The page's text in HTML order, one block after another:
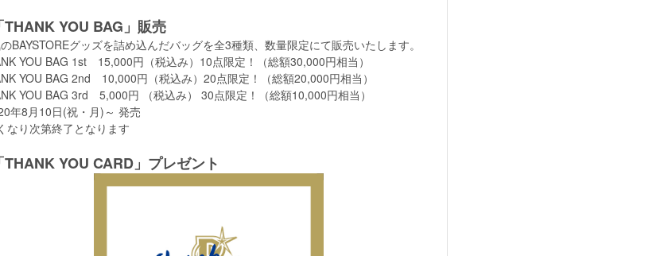
THANK YOU BAG」販売
BAYSTOREグッズを詰め込んだバッグを全3種類、数量限定にて販売いたします。
YOU BAG 1st 15,000円（税込み）10点限定！（総額30,000円相当）
YOU BAG 2nd 10,000円（税込み）20点限定！（総額20,000円相当）
YOU BAG 3rd 5,000円 （税込み） 30点限定！（総額10,000円相当）
年8月10日(祝・月)～ 発売
なり次第終了となります
THANK YOU CARD」プレゼント